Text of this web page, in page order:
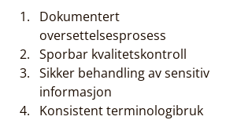
Dokumentert
oversettelsesprosess
Sporbar kvalitetskontroll
Sikker behandling av sensitiv
informasjon
Konsistent terminologibruk